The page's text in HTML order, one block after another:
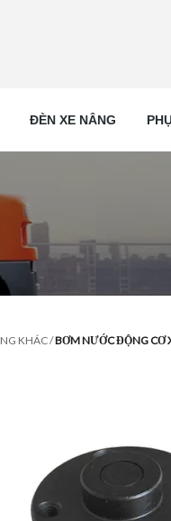
ĐÈN XE NÂNG
KHÁC/BƠM NƯỚC ĐỘNG CƠ